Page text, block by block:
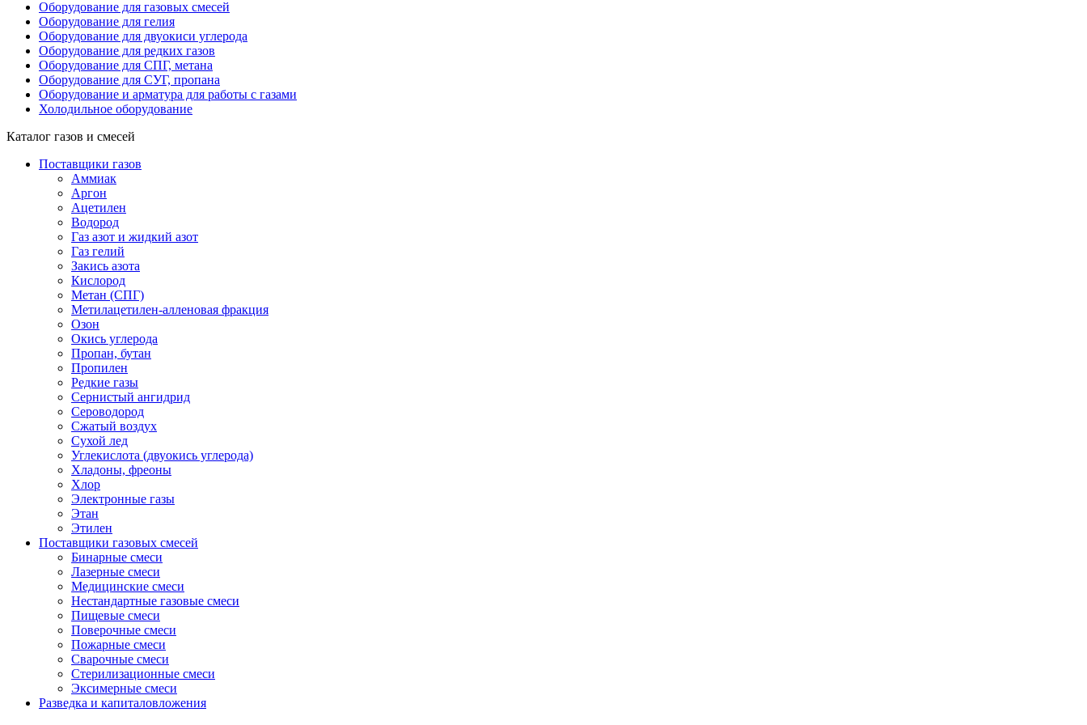
Оборудование для газовых смесей
Оборудование для гелия
Оборудование для двуокиси углерода
Оборудование для редких газов
Оборудование для СПГ, метана
Оборудование для СУГ, пропана
Оборудование и арматура для работы с газами
Холодильное оборудование
Каталог газов и смесей
Поставщики газов
Аммиак
Аргон
Ацетилен
Водород
Газ азот и жидкий азот
Газ гелий
Закись азота
Кислород
Метан (СПГ)
Метилацетилен-алленовая фракция
Озон
Окись углерода
Пропан, бутан
Пропилен
Редкие газы
Сернистый ангидрид
Сероводород
Сжатый воздух
Сухой лед
Углекислота (двуокись углерода)
Хладоны, фреоны
Хлор
Электронные газы
Этан
Этилен
Поставщики газовых смесей
Бинарные смеси
Лазерные смеси
Медицинские смеси
Нестандартные газовые смеси
Пищевые смеси
Поверочные смеси
Пожарные смеси
Сварочные смеси
Стерилизационные смеси
Эксимерные смеси
Разведка и капиталовложения